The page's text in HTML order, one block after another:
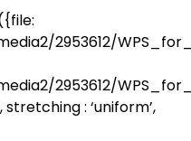
2953612/
2953612/
: ‘uniform’,